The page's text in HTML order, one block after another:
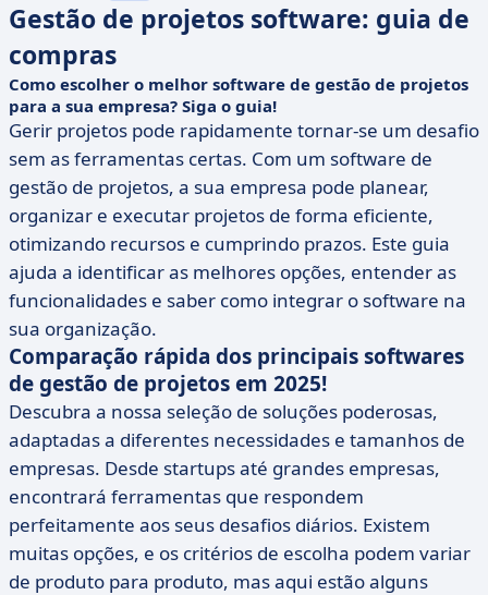
Gestão de projetos software: guia de
compras
Como escolher o melhor software de gestão de projetos
para a sua empresa? Siga o guia!
Gerir projetos pode rapidamente tornar-se um desafio
sem as ferramentas certas. Com um software de
gestão de projetos, a sua empresa pode planear,
organizar e executar projetos de forma eficiente,
otimizando recursos e cumprindo prazos. Este guia
ajuda a identificar as melhores opções, entender as
funcionalidades e saber como integrar o software na
sua organização.
Comparação rápida dos principais softwares
de gestão de projetos em 2025!
Descubra a nossa seleção de soluções poderosas,
adaptadas a diferentes necessidades e tamanhos de
empresas. Desde startups até grandes empresas,
encontrará ferramentas que respondem
perfeitamente aos seus desafios diários. Existem
muitas opções, e os critérios de escolha podem variar
de produto para produto, mas aqui estão alguns